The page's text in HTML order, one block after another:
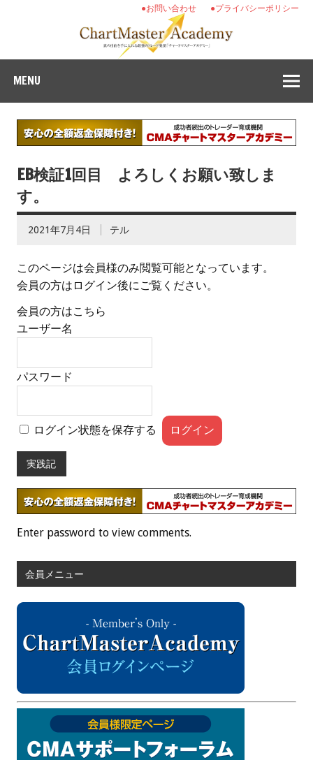
●プライバシーポリシー
●お問い合わせ
MENU
EB検証1回目 よろしくお願い致しま
す。
2021年7月4日 テル
このページは会員様のみ閲覧可能となっています。
会員の方はログイン後にご覧ください。
会員の方はこちら
ユーザー名
パスワード
ログイン状態を保存する
実践記
Enter password to view comments.
会員メニュー